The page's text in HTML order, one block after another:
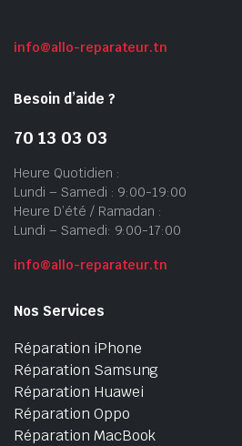
info@allo-reparateur.tn
Besoin d’aide ?
70 13 03 03
Heure Quotidien :
Lundi – Samedi : 9:00-19:00
Heure D’été / Ramadan :
Lundi – Samedi: 9:00-17:00
info@allo-reparateur.tn
Nos Services
Réparation iPhone
Réparation Samsung
Réparation Huawei
Réparation Oppo
Réparation MacBook